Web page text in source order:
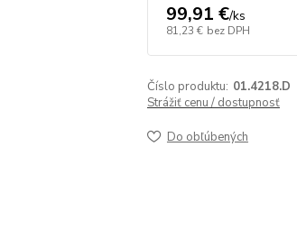
99,91 €/ks
81,23 € bez DPH
Číslo produktu: 01.4218.D
Strážiť cenu / dostupnosť
Do obľúbených